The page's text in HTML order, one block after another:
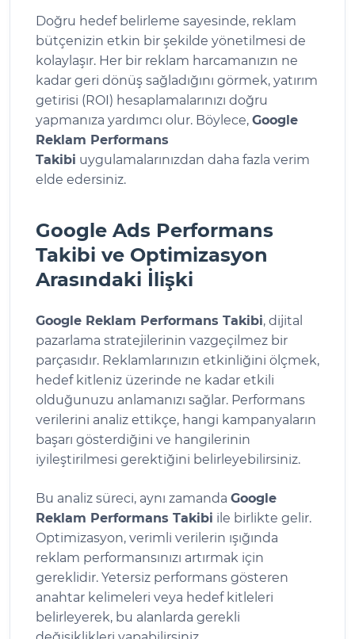
Doğru hedef belirleme sayesinde, reklam
bütçenizin etkin bir şekilde yönetilmesi de
kolaylaşır. Her bir reklam harcamanızın ne
kadar geri dönüş sağladığını görmek, yatırım
getirisi (ROI) hesaplamalarınızı doğru
yapmanıza yardımcı olur. Böylece, Google
Reklam Performans
Takibi uygulamalarınızdan daha fazla verim
elde edersiniz.
Google Ads Performans
Takibi ve Optimizasyon
Arasındaki İlişki
Google Reklam Performans Takibi, dijital
pazarlama stratejilerinin vazgeçilmez bir
parçasıdır. Reklamlarınızın etkinliğini ölçmek,
hedef kitleniz üzerinde ne kadar etkili
olduğunuzu anlamanızı sağlar. Performans
verilerini analiz ettikçe, hangi kampanyaların
başarı gösterdiğini ve hangilerinin
iyileştirilmesi gerektiğini belirleyebilirsiniz.
Bu analiz süreci, aynı zamanda Google
Reklam Performans Takibi ile birlikte gelir.
Optimizasyon, verimli verilerin ışığında
reklam performansınızı artırmak için
gereklidir. Yetersiz performans gösteren
anahtar kelimeleri veya hedef kitleleri
belirleyerek, bu alanlarda gerekli